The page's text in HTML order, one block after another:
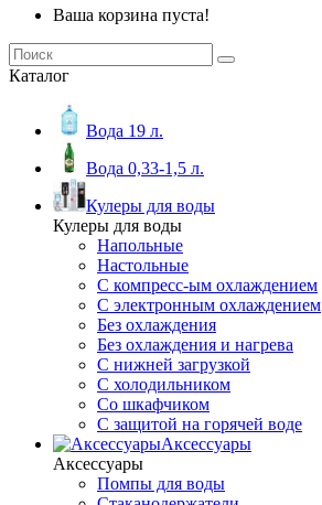
Ваша корзина пуста!
Каталог
Вода 19 л.
Вода 0,33-1,5 л.
Кулеры для воды
Кулеры для воды
Напольные
Настольные
С компресс-ым охлаждением
С электронным охлаждением
Без охлаждения
Без охлаждения и нагрева
С нижней загрузкой
С холодильником
Со шкафчиком
С защитой на горячей воде
Аксессуары
Аксессуары
Помпы для воды